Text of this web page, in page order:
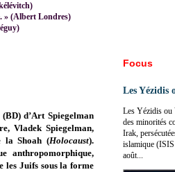
» (Albert Londres)
(BD) d’Art Spiegelman
Vladek Spiegelman,
la Shoah (Holocaust).
anthropomorphique,
les Juifs sous la forme
Focus
Les Yézidis
Les Yézidis ou
des minorités
Irak,
islamique
août...